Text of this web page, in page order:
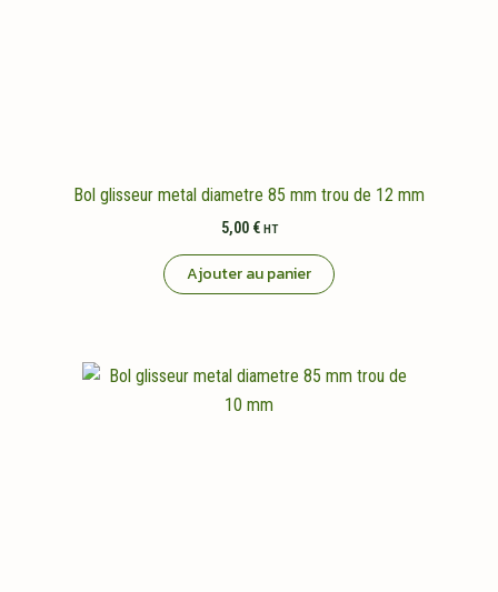
Bol glisseur metal diametre 85 mm trou de 12 mm
5,00 € HT
Ajouter au panier